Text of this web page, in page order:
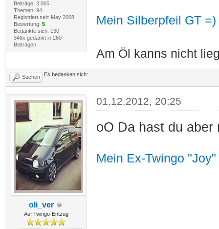
Beiträge: 3.065
Themen: 94
Registriert seit: May 2008
Bewertung: 5
Bedankte sich: 130
346x gedankt in 260
Beiträgen
Mein Silberpfeil GT =)
Am Öl kanns nicht
Suchen Es bedanken sich:
oli_ver
Auf Twingo-Entzug
01.12.2012, 20:25
oO Da hast du aber
Mein Ex-Twingo "Joy"